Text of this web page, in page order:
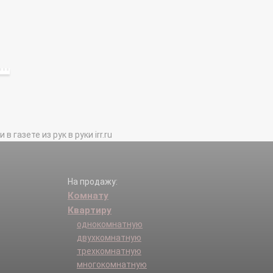
газете из рук в руки irr.ru
На продажу:
Комнату
Квартиру
однокомнатную
двухкомнатную
трехкомнатную
многокомнатную